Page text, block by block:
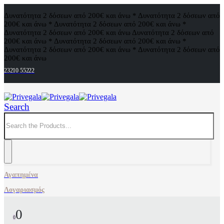
Δυνατότητα 2 δόσεων από 200€ και άνω * Δυνατότητα 2 δόσεων από
200€ και άνω * Δυνατότητα 2 δόσεων από 200€ και άνω *
Δυνατότητα 2 δόσεων από 200€ και άνω Δυνατότητα 2 δόσεων από
200€ και άνω * Δυνατότητα 2 δόσεων από 200€ και άνω *
Δυνατότητα 2 δόσεων από 200€ και άνω * Δυνατότητα 2 δόσεων από
200€ και άνω
23210 55222
Search
Αγαπημένα
Λογαριασμός
00